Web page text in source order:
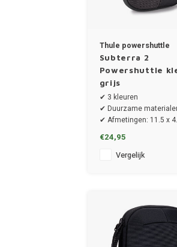
Thule powershuttle
Subterra 2
Powershuttle
grijs
✔ 3 kleuren
✔ Duurzame
✔ Afmetingen: 11.5 x
€24,95
Vergelijk